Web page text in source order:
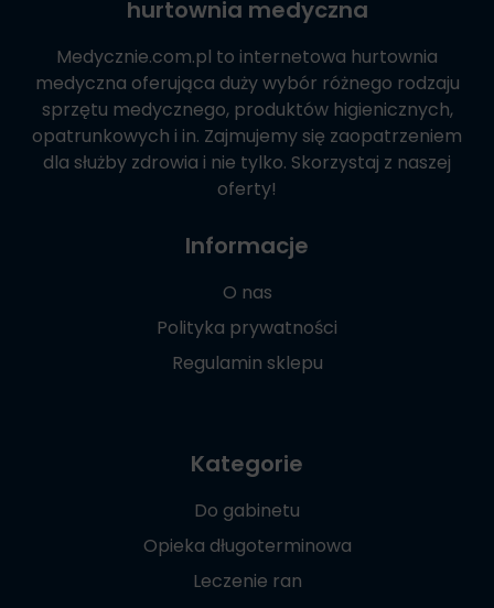
hurtownia medyczna
Medycznie.com.pl to internetowa hurtownia
medyczna oferująca duży wybór różnego rodzaju
sprzętu medycznego, produktów higienicznych,
opatrunkowych i in. Zajmujemy się zaopatrzeniem
dla służby zdrowia i nie tylko. Skorzystaj z naszej
oferty!
Informacje
O nas
Polityka prywatności
Regulamin sklepu
Kategorie
Do gabinetu
Opieka długoterminowa
Leczenie ran